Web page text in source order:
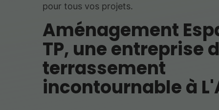
pour tous vos projets.
Aménagement
TP, une entreprise
terrassement
incontournable à